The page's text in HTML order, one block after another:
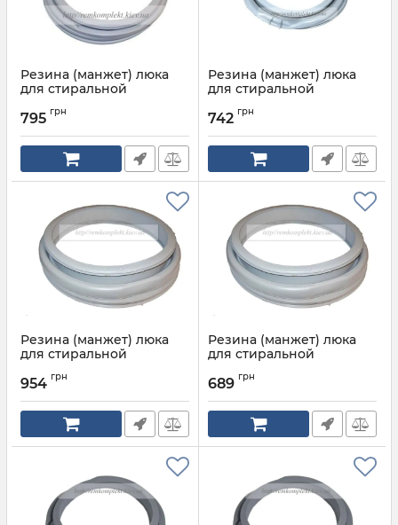
Резина (манжет) люка
для стиральной
ARISTON C00110330
Артикул: C00110330
795 грн
Резина (манжет) люка
для стиральной
C00119208
Артикул: C00119208
742 грн
Резина (манжет) люка
для стиральной
ARISTON C00111416
954 грн
Резина (манжет) люка
для стиральной
ARISTON C00111416
Артикул: C00111416А
689 грн